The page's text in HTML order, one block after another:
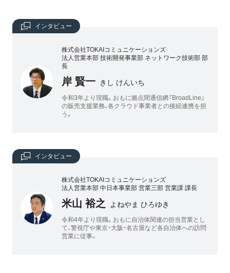
インタビュー
株式会社TOKAIコミュニケーションズ
法人営業本部 技術開発事業部 ネットワーク技術部 部
長
岸 賢一 きし けんいち
令和3年より現職。おもに拠点間通信網『BroadLine』
の販売支援業務、各クラウド事業者との接続連携を担
う。
インタビュー
株式会社TOKAIコミュニケーションズ
法人営業本部 中日本事業部 営業三部 営業課 課長
米山 裕之 よねやま ひろゆき
令和4年より現職。おもに自治体関連の担当営業とし
て、警視庁や東京・大阪・名古屋など各自治体への訪問
営業に従事。